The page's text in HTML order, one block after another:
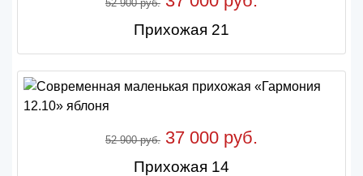
52 900 руб.
Прихожая 21
52 900 руб. 37 000 руб.
Прихожая 14